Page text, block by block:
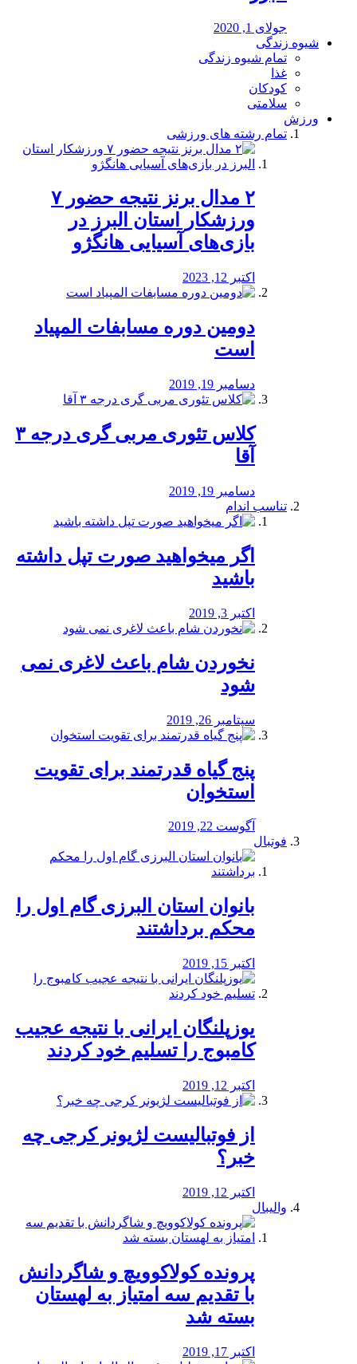
جولای 1, 2020
شیوه زندگی
تمام شیوه زندگی
غذا
کودکان
سلامتی
ورزش
تمام رشته های ورزشی
۲ مدال برنز نتیجه حضور ۷
ورزشکار استان البرز در
بازی‌های آسیایی هانگژو
اکتبر 12, 2023
دومین دوره مسابفات المپیاد
است
دسامبر 19, 2019
کلاس تئوری مربی گری درجه ۳
آقا
دسامبر 19, 2019
تناسب اندام
اگر میخواهید صورت تپل داشته
باشید
اکتبر 3, 2019
نخوردن شام باعث لاغری نمی
‌شود
سپتامبر 26, 2019
پنج گیاه قدرتمند برای تقویت
استخوان
آگوست 22, 2019
فوتبال
بانوان استان البرزی گام اول را
محكم برداشتند
اکتبر 15, 2019
یوزپلنگان ایرانی با نتیجه عجیب
کامبوج را تسلیم خود کردند
اکتبر 12, 2019
از فوتبالیست لژیونر کرجی چه
خبر؟
اکتبر 12, 2019
والیبال
پرونده کولاکوویچ و شاگردانش
با تقدیم سه امتیاز به لهستان
بسته شد
اکتبر 17, 2019